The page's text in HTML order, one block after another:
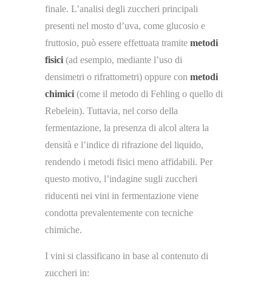
finale. L’analisi degli zuccheri principali
presenti nel mosto d’uva, come glucosio e
fruttosio, può essere effettuata tramite metodi
fisici (ad esempio, mediante l’uso di
densimetri o rifrattometri) oppure con metodi
chimici (come il metodo di Fehling o quello di
Rebelein). Tuttavia, nel corso della
fermentazione, la presenza di alcol altera la
densità e l’indice di rifrazione del liquido,
rendendo i metodi fisici meno affidabili. Per
questo motivo, l’indagine sugli zuccheri
riducenti nei vini in fermentazione viene
condotta prevalentemente con tecniche
chimiche.
I vini si classificano in base al contenuto di
zuccheri in: